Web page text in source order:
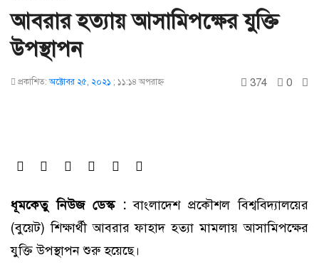
আবরার হত্যায় আসামিপক্ষের যুক্তি
উপস্থাপন
প্রকাশিত:অক্টোবর ২৫, ২০২১ ; ১১:১৪ অপরাহ্ণ 374 0
ধূমকেতু নিউজ ডেস্ক :বাংলাদেশ প্রকৌশল বিশ্ববিদ্যালয়ের
(বুয়েট) শিক্ষার্থী আবরার ফাহাদ হত্যা মামলায় আসামিপক্ষের
যুক্তি উপস্থাপন শুরু হয়েছে।